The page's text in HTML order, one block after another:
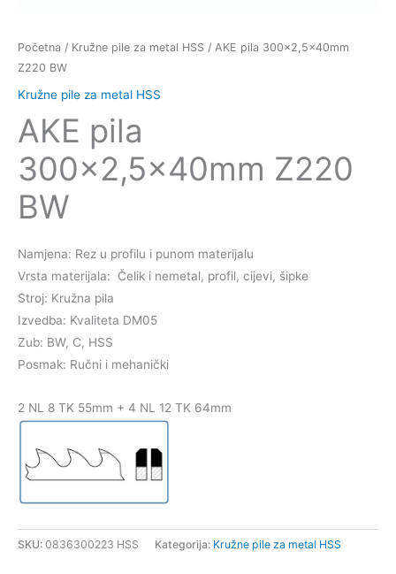
Početna / Kružne pile za metal HSS / AKE pila 300×2,5x40mm
Z220 BW
Kružne pile za metal HSS
AKE pila
300×2,5x40mm Z220
BW
Namjena: Rez u profilu i punom materijalu
Vrsta materijala: Čelik i nemetal, profil, cijevi, šipke
Stroj: Kružna pila
Izvedba: Kvaliteta DM05
Zub: BW, C, HSS
Posmak: Ručni i mehanički
2 NL 8 TK 55mm + 4 NL 12 TK 64mm
SKU: 0836300223 HSS Kategorija: Kružne pile za metal HSS